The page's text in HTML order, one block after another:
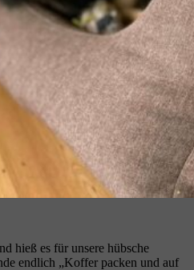
hieß es für unsere hübsche
endlich „Koffer packen und auf